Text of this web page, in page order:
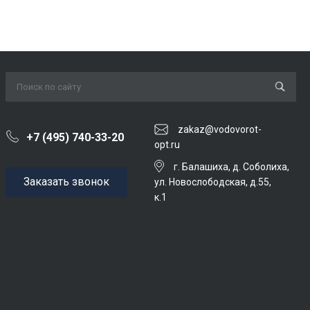
+7 (495) 740-33-20
zakaz@vodovorot-
opt.ru
Заказать звонок
г. Балашиха, д. Соболиха,
ул. Новослободская, д.55,
к.1